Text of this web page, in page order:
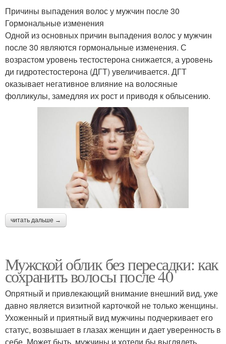
Причины выпадения волос у мужчин после 30
Гормональные изменения
Одной из основных причин выпадения волос у мужчин
после 30 являются гормональные изменения. С
возрастом уровень тестостерона снижается, а уровень
ди гидротестостерона (ДГТ) увеличивается. ДГТ
оказывает негативное влияние на волосяные
фолликулы, замедляя их рост и приводя к облысению.
читать дальше →
Мужской облик без пересадки: как
сохранить волосы после 40
Опрятный и привлекающий внимание внешний вид, уже
давно является визитной карточкой не только женщины.
Ухоженный и приятный вид мужчины подчеркивает его
статус, возвышает в глазах женщин и дает уверенность в